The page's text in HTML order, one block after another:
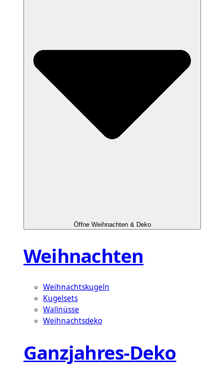
Öffne Weihnachten & Deko
Weihnachten
Weihnachtskugeln
Kugelsets
Wallnüsse
Weihnachtsdeko
Ganzjahres-Deko